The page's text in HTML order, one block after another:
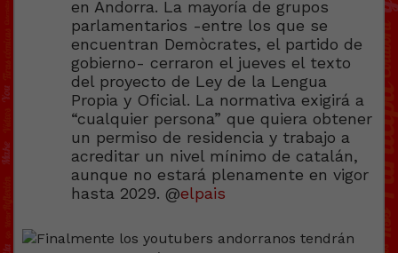
en Andorra. La mayoría de grupos
parlamentarios -entre los que se
encuentran Demòcrates, el partido de
gobierno- cerraron el jueves el texto
del proyecto de Ley de la Lengua
Propia y Oficial. La normativa exigirá a
“cualquier persona” que quiera obtener
un permiso de residencia y trabajo a
acreditar un nivel mínimo de catalán,
aunque no estará plenamente en vigor
hasta 2029. @elpais